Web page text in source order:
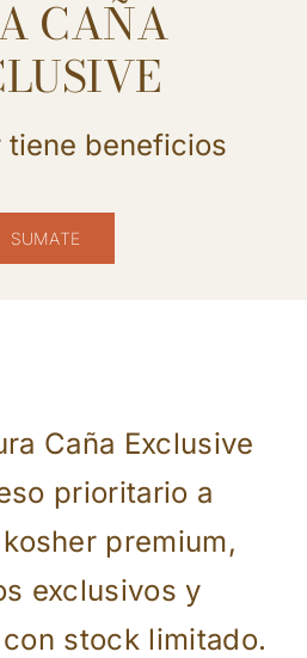
CAÑA
tiene beneficios
SUMATE
Caña Exclusive
prioritario a
premium,
exclusivos y
stock limitado.